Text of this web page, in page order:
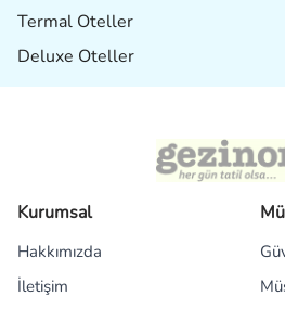
Termal Oteller
Deluxe Oteller
Kurumsal
Hakkımızda
İletişim